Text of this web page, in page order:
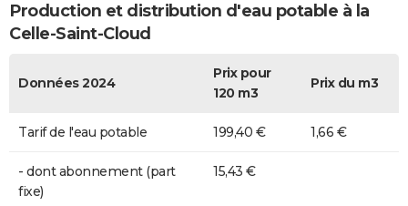
Production et distribution d'eau potable à la
Celle-Saint-Cloud
Données 2024
Prix pour
120 m3
Prix du m3
Tarif de l'eau potable 199,40 € 1,66 €
- dont abonnement (part
fixe)
15,43 €